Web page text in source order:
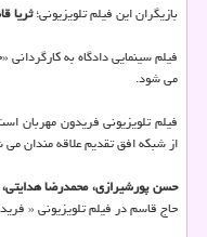
بازیگران این فیلم تلویزیونی؛ثریا
می شود.
از شبکه افق تقدیم علاقه مندان
حسن پورشیرازی، محمدرضا
حاج قاسم در فیلم تلویزیونی «